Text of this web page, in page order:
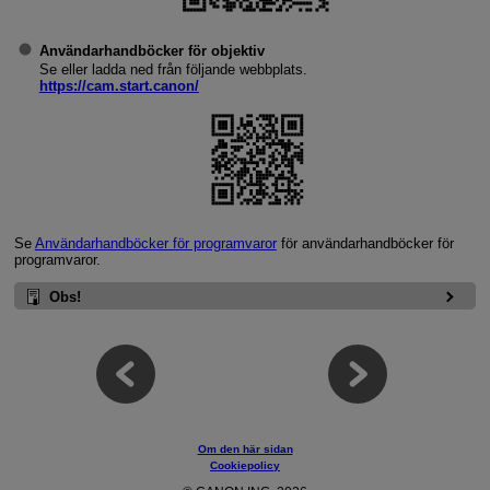
Användarhandböcker för objektiv
Se eller ladda ned från följande webbplats.
https://cam.start.canon/
Se Användarhandböcker för programvarorför användarhandböcker för
programvaror.
Obs!
Om den här sidan
Cookiepolicy